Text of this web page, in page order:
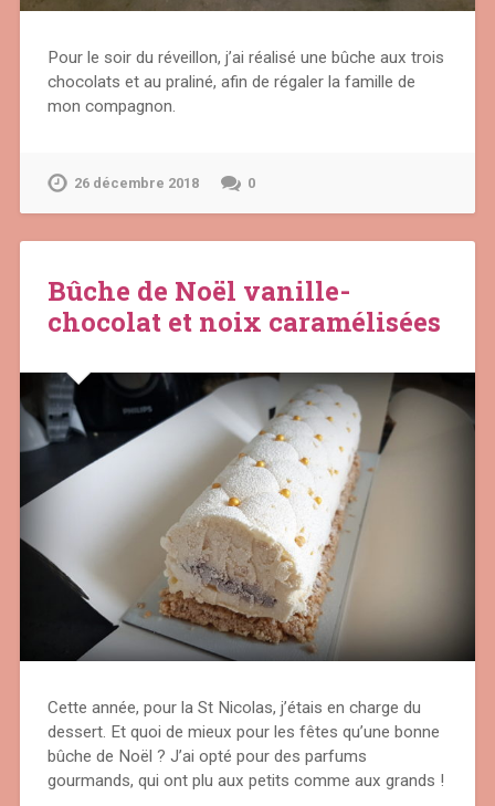
Pour le soir du réveillon, j’ai réalisé une bûche aux trois
chocolats et au praliné, afin de régaler la famille de
mon compagnon.
26 décembre 2018 0
Bûche de Noël vanille-
chocolat et noix caramélisées
Cette année, pour la St Nicolas, j’étais en charge du
dessert. Et quoi de mieux pour les fêtes qu’une bonne
bûche de Noël ? J’ai opté pour des parfums
gourmands, qui ont plu aux petits comme aux grands !